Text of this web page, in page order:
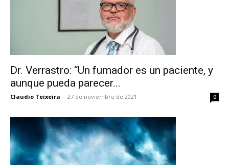
Dr. Verrastro: “Un fumador es un paciente, y
aunque pueda parecer...
Claudio Teixeira - 27 de noviembre de 2021 0